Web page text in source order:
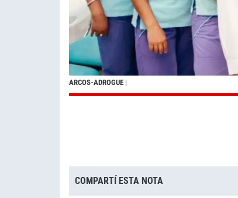
ARCOS-ADROGUE |
COMPARTÍ ESTA NOTA